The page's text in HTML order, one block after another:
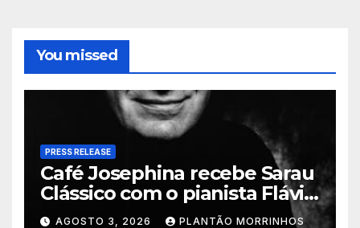
You missed
PRESS RELEASE
Café Josephina recebe Sarau
Clássico com o pianista Flávio
Varani nesta terça-feira
AGOSTO 3, 2026 PLANTÃO MORRINHOS